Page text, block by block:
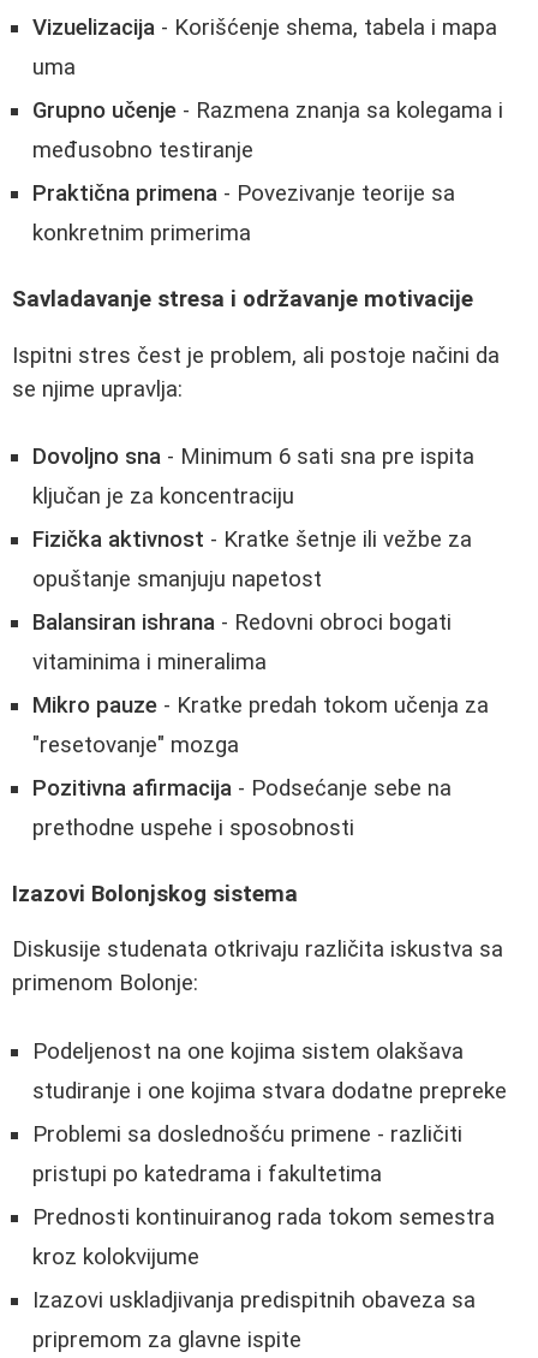
Vizuelizacija - Korišćenje shema, tabela i mapa
uma
Grupno učenje - Razmena znanja sa kolegama i
međusobno testiranje
Praktična primena - Povezivanje teorije sa
konkretnim primerima
Savladavanje stresa i održavanje motivacije
Ispitni stres čest je problem, ali postoje načini da
se njime upravlja:
Dovoljno sna - Minimum 6 sati sna pre ispita
ključan je za koncentraciju
Fizička aktivnost - Kratke šetnje ili vežbe za
opuštanje smanjuju napetost
Balansiran ishrana - Redovni obroci bogati
vitaminima i mineralima
Mikro pauze - Kratke predah tokom učenja za
"resetovanje" mozga
Pozitivna afirmacija - Podsećanje sebe na
prethodne uspehe i sposobnosti
Izazovi Bolonjskog sistema
Diskusije studenata otkrivaju različita iskustva sa
primenom Bolonje:
Podeljenost na one kojima sistem olakšava
studiranje i one kojima stvara dodatne prepreke
Problemi sa doslednošću primene - različiti
pristupi po katedrama i fakultetima
Prednosti kontinuiranog rada tokom semestra
kroz kolokvijume
Izazovi uskladjivanja predispitnih obaveza sa
pripremom za glavne ispite